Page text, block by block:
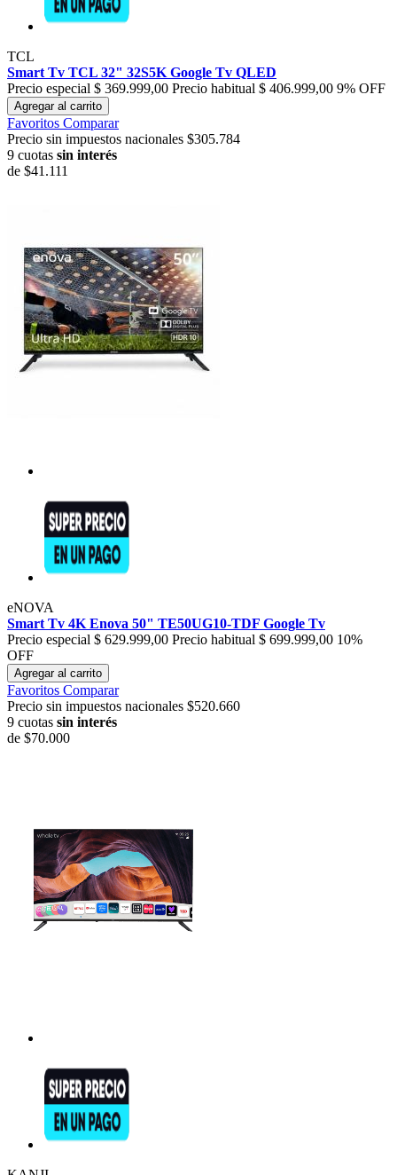
TCL
Smart Tv TCL 32" 32S5K Google Tv QLED
Precio especial $ 369.999,00 Precio habitual $ 406.999,00 9% OFF
Agregar al carrito
Favoritos Comparar
Precio sin impuestos nacionales $305.784
9 cuotas sin interés
de $41.111
eNOVA
Smart Tv 4K Enova 50" TE50UG10-TDF Google Tv
Precio especial $ 629.999,00 Precio habitual $ 699.999,00 10%
OFF
Agregar al carrito
Favoritos Comparar
Precio sin impuestos nacionales $520.660
9 cuotas sin interés
de $70.000